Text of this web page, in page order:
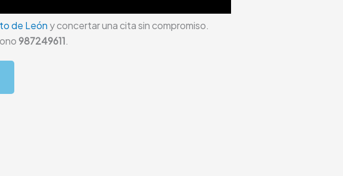
de León y concertar una cita sin compromiso.
987249611.